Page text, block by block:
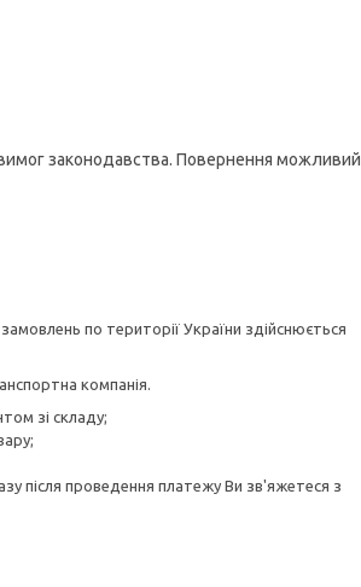
законодавства. Повернення можливий
по території України здійснюється
компанія.
зі складу;
після проведення платежу Ви зв'яжетеся з